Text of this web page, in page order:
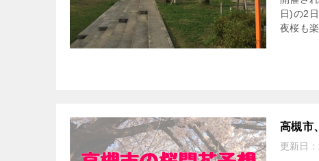
日)の2
夜桜も
高槻市
更新日：